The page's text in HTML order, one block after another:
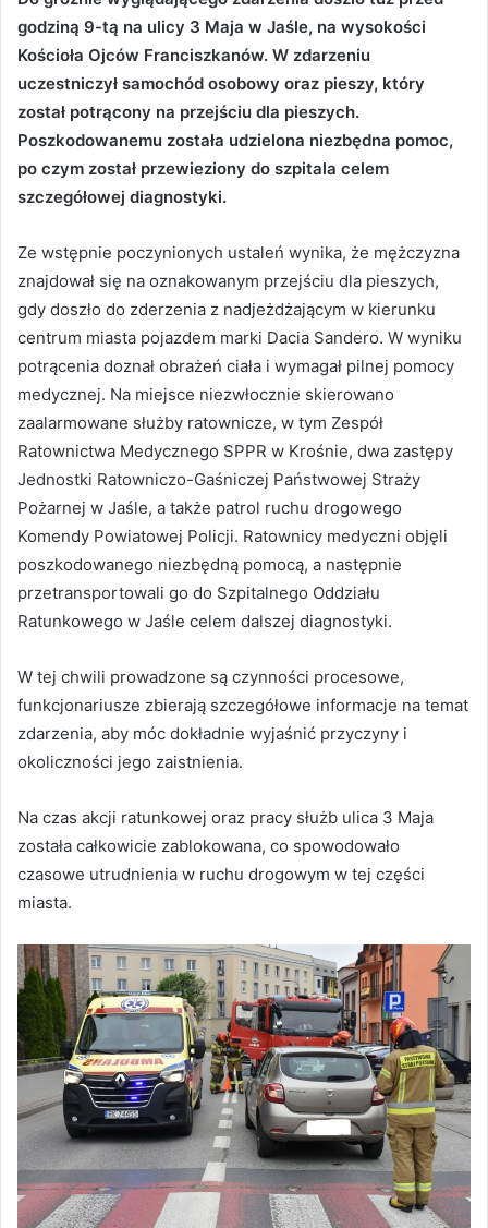
godziną 9-tą na ulicy 3 Maja w Jaśle, na wysokości
Kościoła Ojców Franciszkanów. W zdarzeniu
uczestniczył samochód osobowy oraz pieszy, który
został potrącony na przejściu dla pieszych.
Poszkodowanemu została udzielona niezbędna pomoc,
po czym został przewieziony do szpitala celem
szczegółowej diagnostyki.
Ze wstępnie poczynionych ustaleń wynika, że mężczyzna
znajdował się na oznakowanym przejściu dla pieszych,
gdy doszło do zderzenia z nadjeżdżającym w kierunku
centrum miasta pojazdem marki Dacia Sandero. W wyniku
potrącenia doznał obrażeń ciała i wymagał pilnej pomocy
medycznej. Na miejsce niezwłocznie skierowano
zaalarmowane służby ratownicze, w tym Zespół
Ratownictwa Medycznego SPPR w Krośnie, dwa zastępy
Jednostki Ratowniczo-Gaśniczej Państwowej Straży
Pożarnej w Jaśle, a także patrol ruchu drogowego
Komendy Powiatowej Policji. Ratownicy medyczni objęli
poszkodowanego niezbędną pomocą, a następnie
przetransportowali go do Szpitalnego Oddziału
Ratunkowego w Jaśle celem dalszej diagnostyki.
W tej chwili prowadzone są czynności procesowe,
funkcjonariusze zbierają szczegółowe informacje na temat
zdarzenia, aby móc dokładnie wyjaśnić przyczyny i
okoliczności jego zaistnienia.
Na czas akcji ratunkowej oraz pracy służb ulica 3 Maja
została całkowicie zablokowana, co spowodowało
czasowe utrudnienia w ruchu drogowym w tej części
miasta.